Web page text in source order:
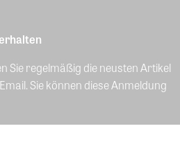
Sie regelmäßig die neusten Artikel
Sie können diese Anmeldung